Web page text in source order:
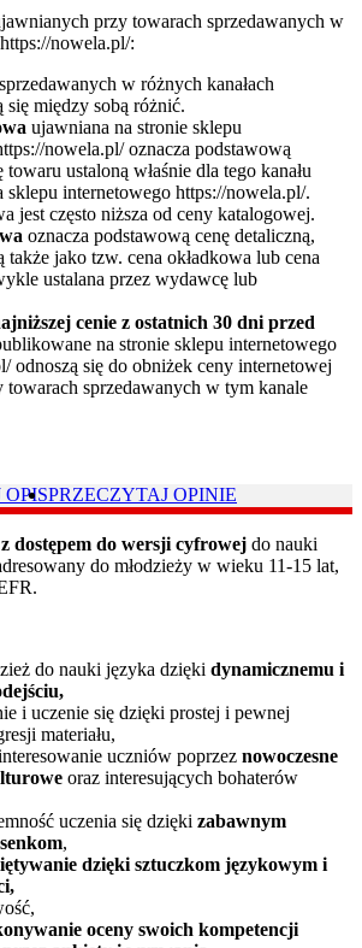
przy towarach sprzedawanych w
nowela.pl/:
w różnych kanałach
się między sobą różnić.
ujawniana na stronie sklepu
nowela.pl/ oznacza podstawową
towaru ustaloną właśnie dla tego kanału
sklepu internetowego https://nowela.pl/.
jest często niższa od ceny katalogowej.
oznacza podstawową cenę detaliczną,
także jako tzw. cena okładkowa lub cena
ustalana przez wydawcę lub
cenie z ostatnich 30 dni przed
na stronie sklepu internetowego
odnoszą się do obniżek ceny internetowej
sprzedawanych w tym kanale
PRZECZYTAJ OPINIE
dostępem do wersji cyfrowej do nauki
do młodzieży w wieku 11-15 lat,
do nauki języka dzięki dynamicznemu i
i uczenie się dzięki prostej i pewnej
materiału,
uczniów poprzez nowoczesne
oraz interesujących bohaterów
uczenia się dzięki zabawnym
,
dzięki sztuczkom językowym i
oceny swoich kompetencji